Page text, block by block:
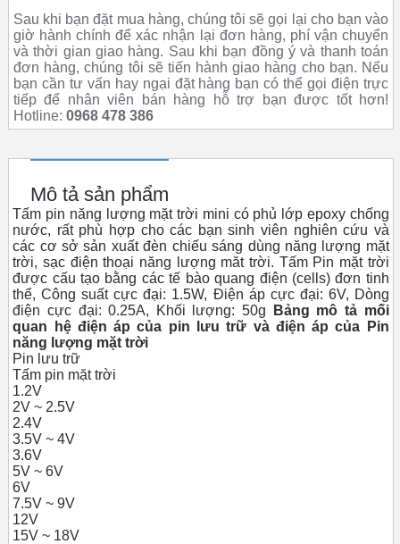
Sau khi bạn đặt mua hàng, chúng tôi sẽ gọi lại cho bạn vào
giờ hành chính để xác nhận lại đơn hàng, phí vận chuyển
và thời gian giao hàng. Sau khi bạn đồng ý và thanh toán
đơn hàng, chúng tôi sẽ tiến hành giao hàng cho bạn. Nếu
bạn cần tư vấn hay ngại đặt hàng bạn có thể gọi điện trực
tiếp để nhân viên bán hàng hỗ trợ bạn được tốt hơn!
Hotline: 0968 478 386
Mô tả sản phẩm
Tấm pin năng lượng mặt trời mini có phủ lớp epoxy chống
nước, rất phù hợp cho các bạn sinh viên nghiên cứu và
các cơ sở sản xuất đèn chiếu sáng dùng năng lượng mặt
trời, sạc điện thoại năng lượng măt trời. Tấm Pin mặt trời
được cấu tạo bằng các tế bào quang điện (cells) đơn tinh
thể, Công suất cực đại: 1.5W, Điện áp cực đại: 6V, Dòng
điện cực đại: 0.25A, Khối lượng: 50g
Bảng mô tả mối
quan hệ điện áp của pin lưu trữ và điện áp của Pin
năng lượng mặt trời
Pin lưu trữ
Tấm pin mặt trời
1.2V
2V ~ 2.5V
2.4V
3.5V ~ 4V
3.6V
5V ~ 6V
6V
7.5V ~ 9V
12V
15V ~ 18V